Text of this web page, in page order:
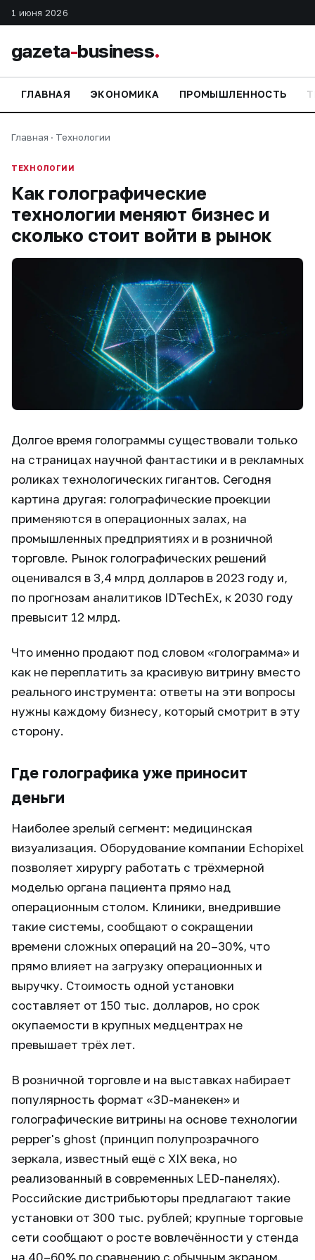
1 июня 2026
gazeta-business.
ГЛАВНАЯ ЭКОНОМИКА ПРОМЫШЛЕННОСТЬ
Главная · Технологии
ТЕХНОЛОГИИ
Как голографические
технологии меняют бизнес и
сколько стоит войти в рынок
Долгое время голограммы существовали только
на страницах научной фантастики и в рекламных
роликах технологических гигантов. Сегодня
картина другая: голографические проекции
применяются в операционных залах, на
промышленных предприятиях и в розничной
торговле. Рынок голографических решений
оценивался в 3,4 млрд долларов в 2023 году и,
по прогнозам аналитиков IDTechEx, к 2030 году
превысит 12 млрд.
Что именно продают под словом «голограмма» и
как не переплатить за красивую витрину вместо
реального инструмента: ответы на эти вопросы
нужны каждому бизнесу, который смотрит в эту
сторону.
Где голографика уже приносит
деньги
Наиболее зрелый сегмент: медицинская
визуализация. Оборудование компании Echopixel
позволяет хирургу работать с трёхмерной
моделью органа пациента прямо над
операционным столом. Клиники, внедрившие
такие системы, сообщают о сокращении
времени сложных операций на 20–30%, что
прямо влияет на загрузку операционных и
выручку. Стоимость одной установки
составляет от 150 тыс. долларов, но срок
окупаемости в крупных медцентрах не
превышает трёх лет.
В розничной торговле и на выставках набирает
популярность формат «3D-манекен» и
голографические витрины на основе технологии
pepper's ghost (принцип полупрозрачного
зеркала, известный ещё с XIX века, но
реализованный в современных LED-панелях).
Российские дистрибьюторы предлагают такие
установки от 300 тыс. рублей; крупные торговые
сети сообщают о росте вовлечённости у стенда